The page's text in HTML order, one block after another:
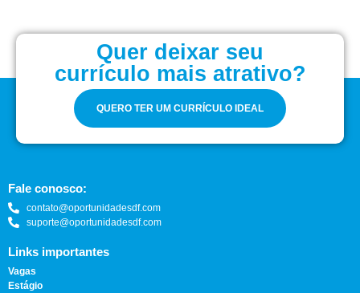
Quer deixar seu
currículo mais atrativo?
QUERO TER UM CURRÍCULO IDEAL
Fale conosco:
contato@oportunidadesdf.com
suporte@oportunidadesdf.com
Links importantes
Vagas
Estágio